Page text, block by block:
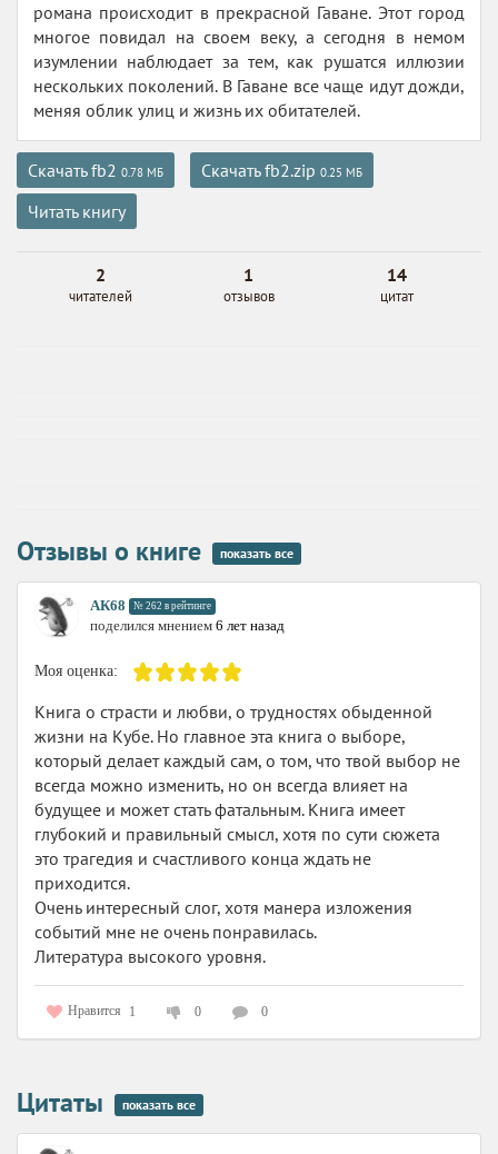
романа происходит в прекрасной Гаване. Этот город
многое повидал на своем веку, а сегодня в немом
изумлении наблюдает за тем, как рушатся иллюзии
нескольких поколений. В Гаване все чаще идут дожди,
меняя облик улиц и жизнь их обитателей.
Скачать fb2 0.78 МБ Скачать fb2.zip 0.25 МБ
Читать книгу
2
читателей
1
отзывов
14
цитат
Отзывы о книге показать все
АК68 № 262 в рейтинге
поделился мнением 6 лет назад
Моя оценка:
Книга о страсти и любви, о трудностях обыденной
жизни на Кубе. Но главное эта книга о выборе,
который делает каждый сам, о том, что твой выбор не
всегда можно изменить, но он всегда влияет на
будущее и может стать фатальным. Книга имеет
глубокий и правильный смысл, хотя по сути сюжета
это трагедия и счастливого конца ждать не
приходится.
Очень интересный слог, хотя манера изложения
событий мне не очень понравилась.
Литература высокого уровня.
Нравится 1 0 0
Цитаты показать все